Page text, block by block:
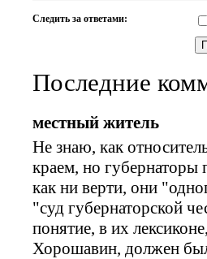
-
Следить за ответами:
Последние
местный житель
Не знаю, как
краем, но губернаторы
как ни верти, они
"суд губернаторской
понятие, в их
Хорошавин, должен